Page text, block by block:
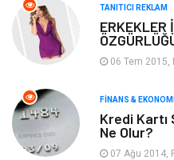
Tatil
Emlak
Ev İşleri
Gençlik & Eğlence
TANITICI REKLAM
ERKEKLER
06 Tem 2015,
FINANS &
Kredi
Ne Olur?
07 Ağu 2014,